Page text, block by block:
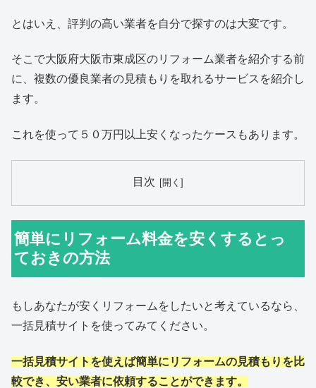
とはいえ、評判の高い業者を自分で探すのは大変です。
そこで大阪府大阪市東成区のリフォーム業者を紹介する前
に、複数の優良業者の見積もりを取れるサービスを紹介し
ます。
これを使って５０万円以上安くなったケースもあります。
目次
簡単にリフォーム料金を安くするとっ
ておきの方法
もしあなたが安くリフォームをしたいと考えているなら、
一括見積サイトを使ってみてください。
一括見積サイトを使えば簡単にリフォームの見積もりを比
較でき、安い業者に依頼することができます。